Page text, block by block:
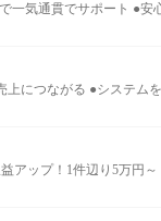
一気通貫でサポート ●安
につながる ●システム
アップ！1件辺り5万円～